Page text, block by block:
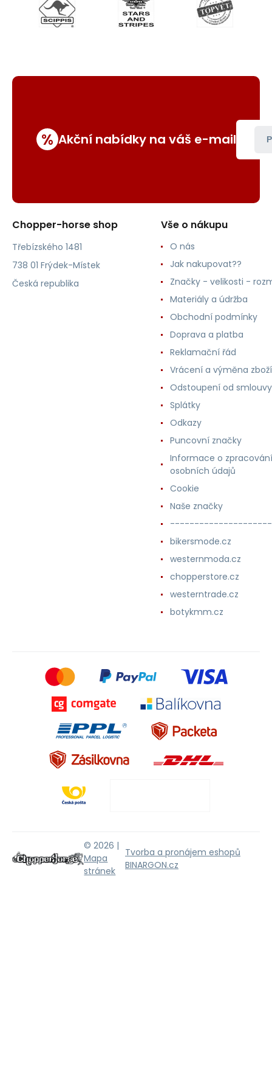
% Akční nabídky na váš e-mail
Chopper-horse shop
Třebízského 1481
738 01 Frýdek-Místek
Česká republika
Vše o nákupu
O nás
Jak nakupovat??
Značky - velikosti -
Materiály a údržba
Obchodní podmínky
Doprava a platba
Reklamační řád
Vrácení a výměna zboží
Odstoupení od smlouvy
Splátky
Odkazy
Puncovní značky
Informace o zpracování
osobních údajů
Cookie
Naše značky
bikersmode.cz
westernmoda.cz
chopperstore.cz
westerntrade.cz
botykmm.cz
© 2026 |
Mapa
stránek
Tvorba a pronájem eshopů
BINARGON.cz